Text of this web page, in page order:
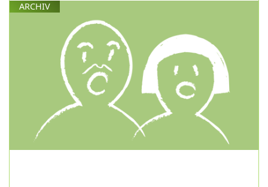
ARCHIV